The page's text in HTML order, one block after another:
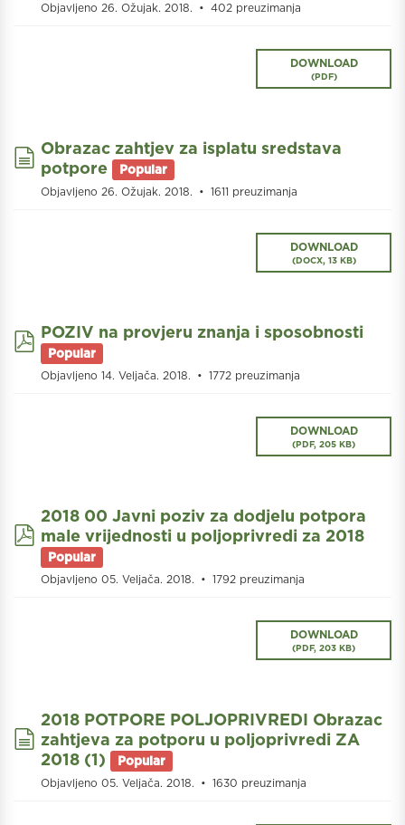
Objavljeno 26. Ožujak. 2018. 402 preuzimanja
DOWNLOAD
(PDF)
document
Obrazac zahtjev za isplatu sredstava
potpore
Popular
Objavljeno 26. Ožujak. 2018. 1611 preuzimanja
DOWNLOAD
(DOCX, 13 KB)
pdf
POZIV na provjeru znanja i sposobnosti
Popular
Objavljeno 14. Veljača. 2018. 1772 preuzimanja
DOWNLOAD
(PDF, 205 KB)
pdf
2018 00 Javni poziv za dodjelu potpora
male vrijednosti u poljoprivredi za 2018
Popular
Objavljeno 05. Veljača. 2018. 1792 preuzimanja
DOWNLOAD
(PDF, 203 KB)
document
2018 POTPORE POLJOPRIVREDI Obrazac
zahtjeva za potporu u poljoprivredi ZA
2018 (1)
Popular
Objavljeno 05. Veljača. 2018. 1630 preuzimanja